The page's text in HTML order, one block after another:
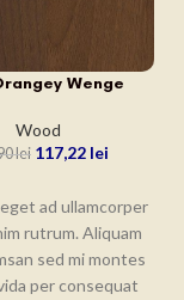
Wenge
Wood
lei 117,22 lei
ad ullamcorper
rutrum. Aliquam
sed mi montes
per consequat